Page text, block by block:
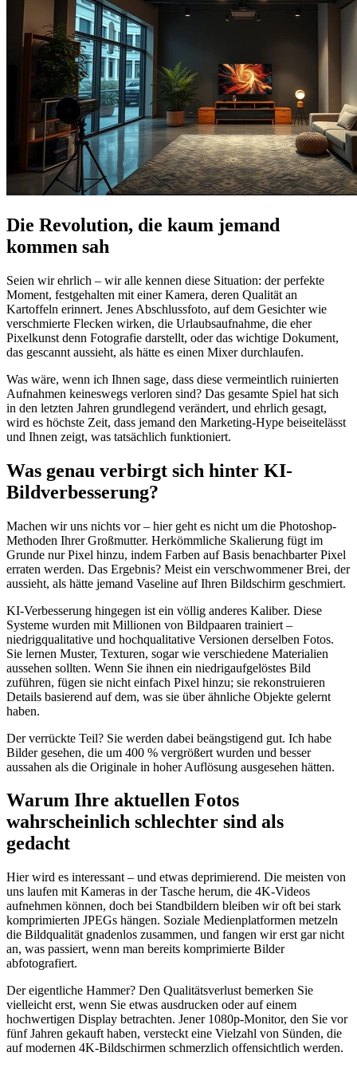
Die Revolution, die kaum jemand
kommen sah
Seien wir ehrlich – wir alle kennen diese Situation: der perfekte
Moment, festgehalten mit einer Kamera, deren Qualität an
Kartoffeln erinnert. Jenes Abschlussfoto, auf dem Gesichter wie
verschmierte Flecken wirken, die Urlaubsaufnahme, die eher
Pixelkunst denn Fotografie darstellt, oder das wichtige Dokument,
das gescannt aussieht, als hätte es einen Mixer durchlaufen.
Was wäre, wenn ich Ihnen sage, dass diese vermeintlich ruinierten
Aufnahmen keineswegs verloren sind? Das gesamte Spiel hat sich
in den letzten Jahren grundlegend verändert, und ehrlich gesagt,
wird es höchste Zeit, dass jemand den Marketing-Hype beiseitelässt
und Ihnen zeigt, was tatsächlich funktioniert.
Was genau verbirgt sich hinter KI-
Bildverbesserung?
Machen wir uns nichts vor – hier geht es nicht um die Photoshop-
Methoden Ihrer Großmutter. Herkömmliche Skalierung fügt im
Grunde nur Pixel hinzu, indem Farben auf Basis benachbarter Pixel
erraten werden. Das Ergebnis? Meist ein verschwommener Brei, der
aussieht, als hätte jemand Vaseline auf Ihren Bildschirm geschmiert.
KI-Verbesserung hingegen ist ein völlig anderes Kaliber. Diese
Systeme wurden mit Millionen von Bildpaaren trainiert –
niedrigqualitative und hochqualitative Versionen derselben Fotos.
Sie lernen Muster, Texturen, sogar wie verschiedene Materialien
aussehen sollten. Wenn Sie ihnen ein niedrigaufgelöstes Bild
zuführen, fügen sie nicht einfach Pixel hinzu; sie rekonstruieren
Details basierend auf dem, was sie über ähnliche Objekte gelernt
haben.
Der verrückte Teil? Sie werden dabei beängstigend gut. Ich habe
Bilder gesehen, die um 400 % vergrößert wurden und besser
aussahen als die Originale in hoher Auflösung ausgesehen hätten.
Warum Ihre aktuellen Fotos
wahrscheinlich schlechter sind als
gedacht
Hier wird es interessant – und etwas deprimierend. Die meisten von
uns laufen mit Kameras in der Tasche herum, die 4K-Videos
aufnehmen können, doch bei Standbildern bleiben wir oft bei stark
komprimierten JPEGs hängen. Soziale Medienplatformen metzeln
die Bildqualität gnadenlos zusammen, und fangen wir erst gar nicht
an, was passiert, wenn man bereits komprimierte Bilder
abfotografiert.
Der eigentliche Hammer? Den Qualitätsverlust bemerken Sie
vielleicht erst, wenn Sie etwas ausdrucken oder auf einem
hochwertigen Display betrachten. Jener 1080p-Monitor, den Sie vor
fünf Jahren gekauft haben, versteckt eine Vielzahl von Sünden, die
auf modernen 4K-Bildschirmen schmerzlich offensichtlich werden.